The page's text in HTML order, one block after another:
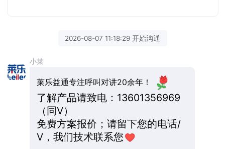
2026-08-07 11:18:29 开始沟通
小莱
莱乐益通专注呼叫对讲20余年！
了解产品请致电：13601356969
（同V）
免费方案报价；请留下您的电话/
V，我们技术联系您